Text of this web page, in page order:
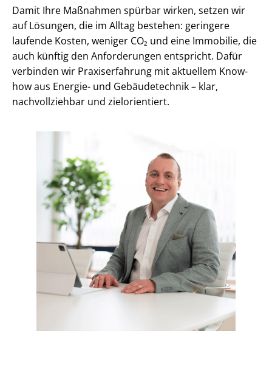
Damit Ihre Maßnahmen spürbar wirken, setzen wir
auf Lösungen, die im Alltag bestehen: geringere
laufende Kosten, weniger CO₂ und eine Immobilie, die
auch künftig den Anforderungen entspricht. Dafür
verbinden wir Praxiserfahrung mit aktuellem Know-
how aus Energie- und Gebäudetechnik – klar,
nachvollziehbar und zielorientiert.